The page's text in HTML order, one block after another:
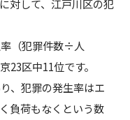
対して、江戸川区の犯
（犯罪件数÷人
23区中11位です。
、犯罪の発生率はエ
負荷もなくという数